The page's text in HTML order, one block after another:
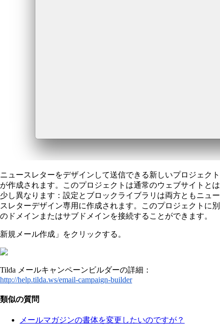
ニュースレターをデザインして送信できる新しいプロジェクト
が作成されます。このプロジェクトは通常のウェブサイトとは
少し異なります：設定とブロックライブラリは両方ともニュー
スレターデザイン専用に作成されます。このプロジェクトに別
のドメインまたはサブドメインを接続することができます。
新規メール作成」をクリックする。
Tilda メールキャンペーンビルダーの詳細：
http://help.tilda.ws/email-campaign-builder
類似の質問
メールマガジンの書体を変更したいのですが？